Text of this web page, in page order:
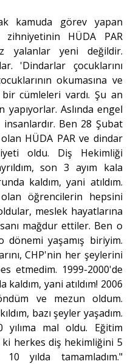
kamuda görev yapan
HÜDA PAR
yalanlar yeni değildir.
'Dindarlar çocuklarını
okumasına ve
cümleleri vardı. Şu an
yapıyorlar. Aslında engel
Ben 28 Şubat
HÜDA PAR ve dindar
oldu. Diş Hekimliği
son 3 ayım kala
kaldım, yani atıldım.
öğrencilerin hepsini
meslek hayatlarına
mağdur ettiler. Ben o
yaşamış biriyim.
CHP'nin her şeylerini
etmedim. 1999-2000'de
yani atıldım! 2006
ve mezun oldum.
bazı şeyler yaşadım.
yılıma mal oldu. Eğitim
ki herkes diş hekimliğini 5
yılda tamamladım."